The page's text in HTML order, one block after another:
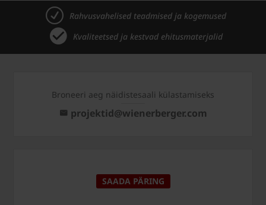
Rahvusvahelised teadmised ja kogemused
Kvaliteetsed ja kestvad ehitusmaterjalid
Broneeri aeg näidistesaali külastamiseks
projektid@wienerberger.com
SAADA PÄRING